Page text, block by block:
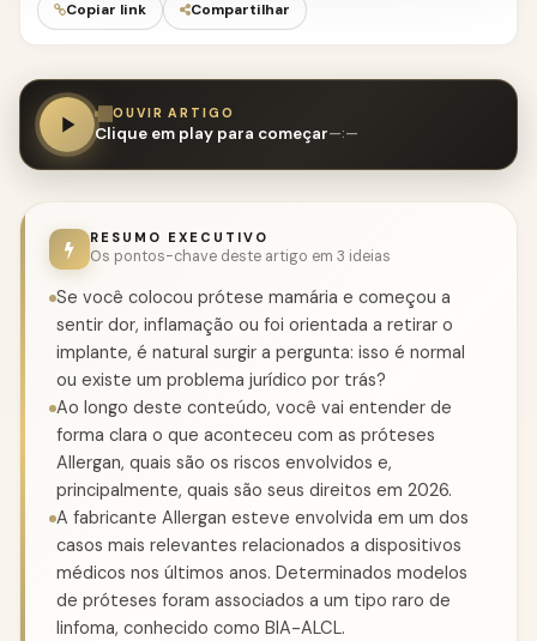
Copiar link
Compartilhar
OUVIR ARTIGO
Clique em play para começar—:—
RESUMO EXECUTIVO
Os pontos-chave deste artigo em 3 ideias
Se você colocou prótese mamária e começou a
sentir dor, inflamação ou foi orientada a retirar o
implante, é natural surgir a pergunta: isso é normal
ou existe um problema jurídico por trás?
Ao longo deste conteúdo, você vai entender de
forma clara o que aconteceu com as próteses
Allergan, quais são os riscos envolvidos e,
principalmente, quais são seus direitos em 2026.
A fabricante Allergan esteve envolvida em um dos
casos mais relevantes relacionados a dispositivos
médicos nos últimos anos. Determinados modelos
de próteses foram associados a um tipo raro de
linfoma, conhecido como BIA-ALCL.